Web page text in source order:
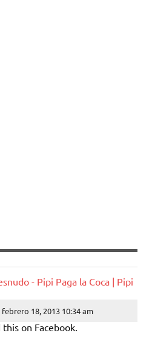
- Pipi Paga la Coca | Pipi
febrero 18, 2013 10:34 am
this on Facebook.